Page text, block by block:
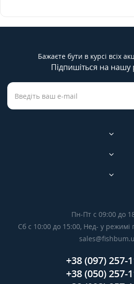
Бажаєте бути в курсі всіх
Підпишіться на нашу
Пн-Пт с 09:00 до
Сб с 10:00 до 15:00, Нед- у
+38 (097) 257-
+38 (050) 257-